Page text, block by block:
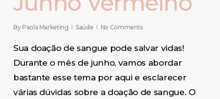
By Paola Marketing Saúde No Comments
Sua doação de sangue pode salvar vidas!
Durante o mês de junho, vamos abordar
bastante esse tema por aqui e esclarecer
várias dúvidas sobre a doação de sangue. O